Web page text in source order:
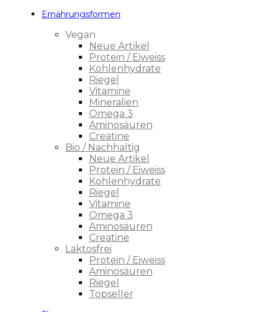
Ernährungsformen
Vegan
Neue Artikel
Protein / Eiweiss
Kohlenhydrate
Riegel
Vitamine
Mineralien
Omega 3
Aminosäuren
Creatine
Bio / Nachhaltig
Neue Artikel
Protein / Eiweiss
Kohlenhydrate
Riegel
Vitamine
Omega 3
Aminosäuren
Creatine
Laktosfrei
Protein / Eiweiss
Aminosäuren
Riegel
Topseller